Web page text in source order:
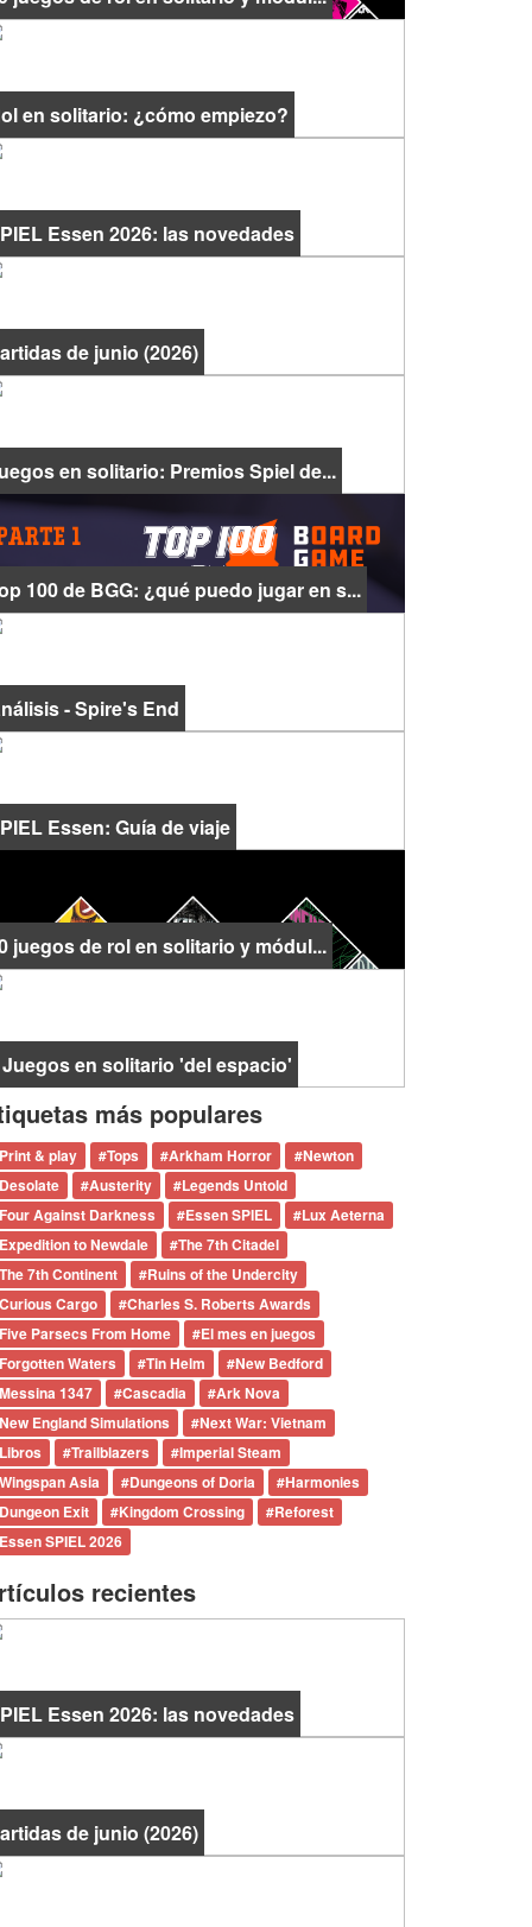
en solitario: ¿cómo empiezo?
Essen 2026: las novedades
de junio (2026)
en solitario: Premios Spiel de...
100 de BGG: ¿qué puedo jugar en s...
- Spire's End
Essen: Guía de viaje
juegos de rol en solitario y módul...
en solitario 'del espacio'
más populares
& play #Tops #Arkham Horror #Newton
#Austerity #Legends Untold
Against Darkness #Essen SPIEL #Lux Aeterna
to Newdale #The 7th Citadel
7th Continent #Ruins of the Undercity
Cargo #Charles S. Roberts Awards
Parsecs From Home #El mes en juegos
Waters #Tin Helm #New Bedford
1347 #Cascadia #Ark Nova
England Simulations #Next War: Vietnam
#Trailblazers #Imperial Steam
Asia #Dungeons of Doria #Harmonies
Exit #Kingdom Crossing #Reforest
SPIEL 2026
recientes
Essen 2026: las novedades
de junio (2026)